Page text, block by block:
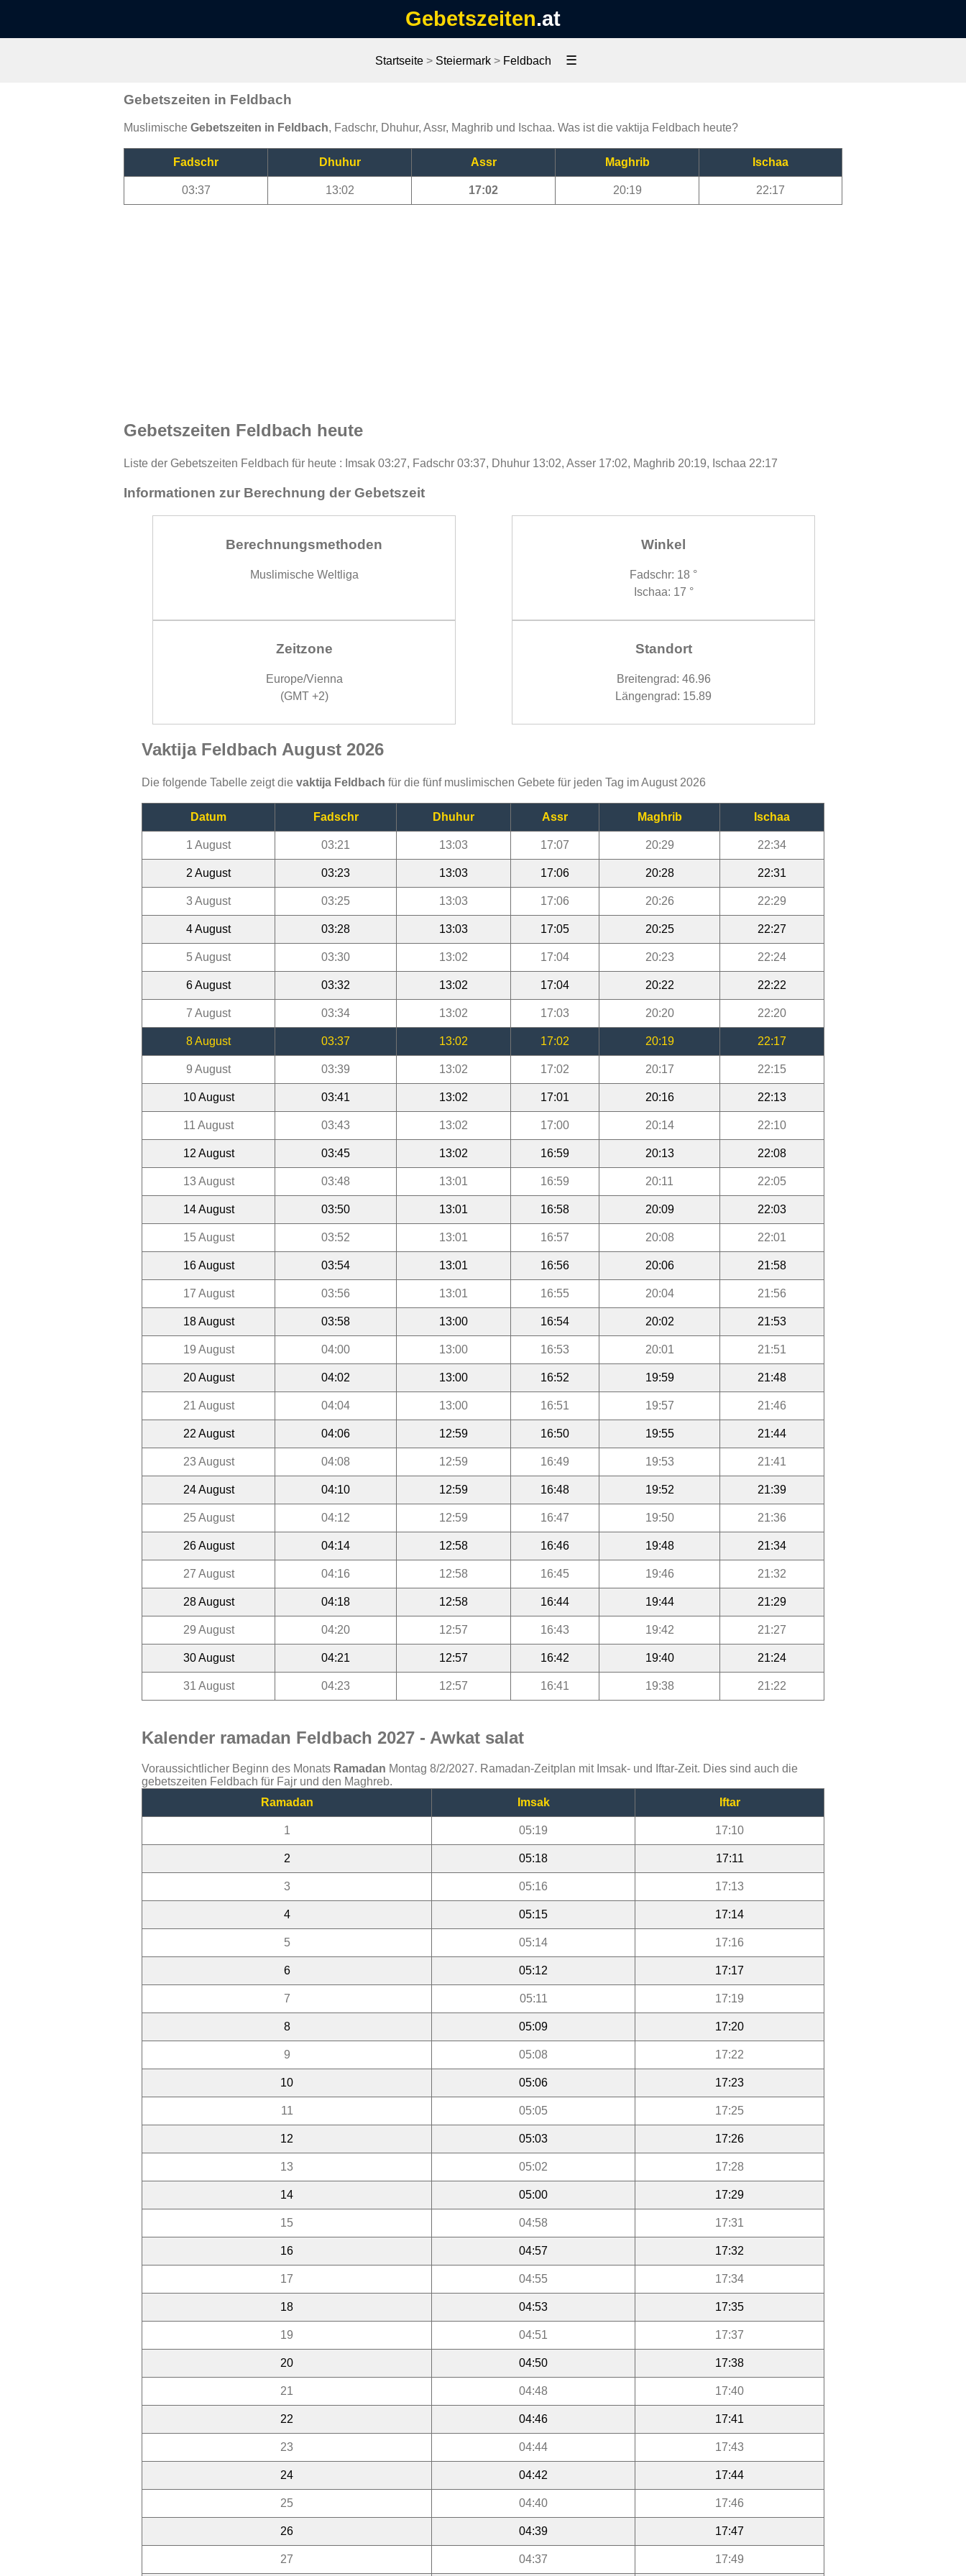
Gebetszeiten.at
Startseite> Steiermark> Feldbach ☰
Gebetszeiten in Feldbach
Muslimische Gebetszeiten in Feldbach, Fadschr, Dhuhur, Assr, Maghrib und Ischaa. Was ist die vaktija Feldbach heute?
Fadschr Dhuhur Assr Maghrib Ischaa
03:37 13:02 17:02 20:19 22:17
Gebetszeiten Feldbach heute
Liste der Gebetszeiten Feldbach für heute : Imsak 03:27, Fadschr 03:37, Dhuhur 13:02, Asser 17:02, Maghrib 20:19, Ischaa 22:17
Informationen zur Berechnung der Gebetszeit
Berechnungsmethoden
Muslimische Weltliga
Winkel
Fadschr: 18 °
Ischaa: 17 °
Zeitzone
Europe/Vienna
(GMT +2)
Standort
Breitengrad: 46.96
Längengrad: 15.89
Vaktija Feldbach August 2026
Die folgende Tabelle zeigt die vaktija Feldbach für die fünf muslimischen Gebete für jeden Tag im August 2026
Datum Fadschr Dhuhur Assr Maghrib Ischaa
1 August 03:21 13:03 17:07 20:29 22:34
2 August 03:23 13:03 17:06 20:28 22:31
3 August 03:25 13:03 17:06 20:26 22:29
4 August 03:28 13:03 17:05 20:25 22:27
5 August 03:30 13:02 17:04 20:23 22:24
6 August 03:32 13:02 17:04 20:22 22:22
7 August 03:34 13:02 17:03 20:20 22:20
8 August 03:37 13:02 17:02 20:19 22:17
9 August 03:39 13:02 17:02 20:17 22:15
10 August 03:41 13:02 17:01 20:16 22:13
11 August 03:43 13:02 17:00 20:14 22:10
12 August 03:45 13:02 16:59 20:13 22:08
13 August 03:48 13:01 16:59 20:11 22:05
14 August 03:50 13:01 16:58 20:09 22:03
15 August 03:52 13:01 16:57 20:08 22:01
16 August 03:54 13:01 16:56 20:06 21:58
17 August 03:56 13:01 16:55 20:04 21:56
18 August 03:58 13:00 16:54 20:02 21:53
19 August 04:00 13:00 16:53 20:01 21:51
20 August 04:02 13:00 16:52 19:59 21:48
21 August 04:04 13:00 16:51 19:57 21:46
22 August 04:06 12:59 16:50 19:55 21:44
23 August 04:08 12:59 16:49 19:53 21:41
24 August 04:10 12:59 16:48 19:52 21:39
25 August 04:12 12:59 16:47 19:50 21:36
26 August 04:14 12:58 16:46 19:48 21:34
27 August 04:16 12:58 16:45 19:46 21:32
28 August 04:18 12:58 16:44 19:44 21:29
29 August 04:20 12:57 16:43 19:42 21:27
30 August 04:21 12:57 16:42 19:40 21:24
31 August 04:23 12:57 16:41 19:38 21:22
Kalender ramadan Feldbach 2027 - Awkat salat
Voraussichtlicher Beginn des Monats Ramadan Montag 8/2/2027. Ramadan-Zeitplan mit Imsak- und Iftar-Zeit. Dies sind auch die
gebetszeiten Feldbach für Fajr und den Maghreb.
Ramadan
Imsak Iftar
1 05:19 17:10
2 05:18 17:11
3 05:16 17:13
4 05:15 17:14
5 05:14 17:16
6 05:12 17:17
7 05:11 17:19
8 05:09 17:20
9 05:08 17:22
10 05:06 17:23
11 05:05 17:25
12 05:03 17:26
13 05:02 17:28
14 05:00 17:29
15 04:58 17:31
16 04:57 17:32
17 04:55 17:34
18 04:53 17:35
19 04:51 17:37
20 04:50 17:38
21 04:48 17:40
22 04:46 17:41
23 04:44 17:43
24 04:42 17:44
25 04:40 17:46
26 04:39 17:47
27 04:37 17:49